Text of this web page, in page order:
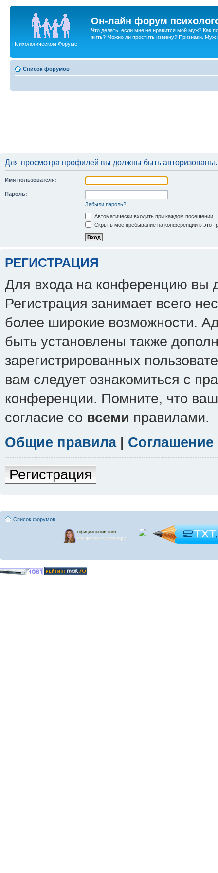
Он-лайн форум
Что делать, если мне не нравится мой муж? Как
жить? Можно ли простить измену? Признаки. Муж
Психологическом Форуме
Список форумов
Для просмотра профилей вы должны быть авторизованы.
Имя пользователя:
Пароль:
Забыли пароль?
Автоматически входить при каждом посещении
Скрыть моё пребывание на конференции в этот
РЕГИСТРАЦИЯ
Для входа на конференцию вы
Регистрация занимает всего
более широкие возможности.
быть установлены также
зарегистрированных
вам следует ознакомиться с
конференции. Помните, что
согласие со всеми правилами.
Общие правила|
Регистрация
Список форумов